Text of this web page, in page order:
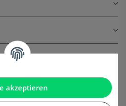
akzeptieren